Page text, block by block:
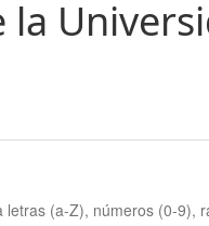
(a-Z), números (0-9),